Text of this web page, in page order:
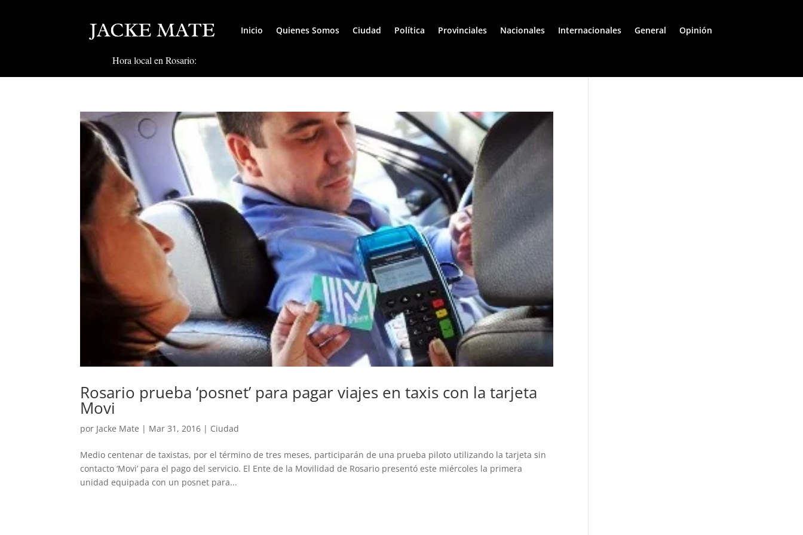
Inicio Quienes Somos Ciudad Política Provinciales Nacionales Internacionales General Opinión
Hora local en Rosario:
Rosario prueba ‘posnet’ para pagar viajes en taxis con la tarjeta
Movi
por Jacke Mate | Mar 31, 2016 | Ciudad
Medio centenar de taxistas, por el término de tres meses, participarán de una prueba piloto utilizando la tarjeta sin
contacto ‘Movi’ para el pago del servicio. El Ente de la Movilidad de Rosario presentó este miércoles la primera
unidad equipada con un posnet para...